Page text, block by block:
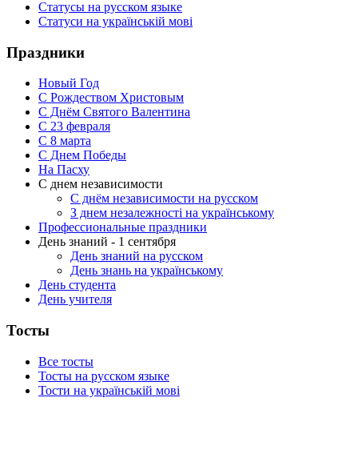
Статусы на русском языке
Статуси на українській мові
Праздники
Новый Год
С Рождеством Христовым
С Днём Святого Валентина
С 23 февраля
C 8 марта
С Днем Победы
На Пасху
С днем независимости
С днём независимости на русском
З днем незалежності на українському
Профессиональные праздники
День знаний - 1 сентября
День знаний на русском
День знань на українському
День студента
День учителя
Тосты
Все тосты
Тосты на русском языке
Тости на українській мові